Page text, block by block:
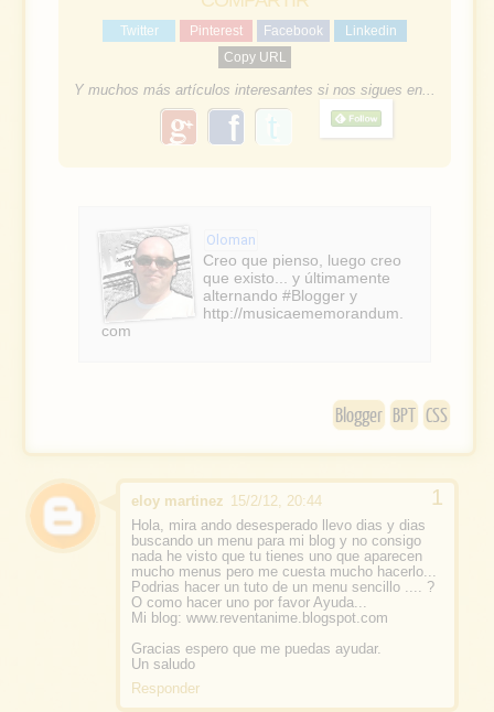
Twitter Pinterest Facebook
Linkedin
Copy URL
Y muchos más artículos interesantes si nos sigues en...
g
o
l
e
f
e
b
o
Oloman
Creo que pienso, luego creo
que existo... y últimamente
alternando #Blogger y
http://musicaememorandum.
com
Blogger BPT CSS
eloy martinez 15/2/12, 20:44
Hola, mira ando desesperado llevo dias y dias
buscando un menu para mi blog y no consigo
nada he visto que tu tienes uno que aparecen
mucho menus pero me cuesta mucho hacerlo...
Podrias hacer un tuto de un menu sencillo .... ?
O como hacer uno por favor Ayuda...
Mi blog: www.reventanime.blogspot.com
Gracias espero que me puedas ayudar.
Un saludo
Responder